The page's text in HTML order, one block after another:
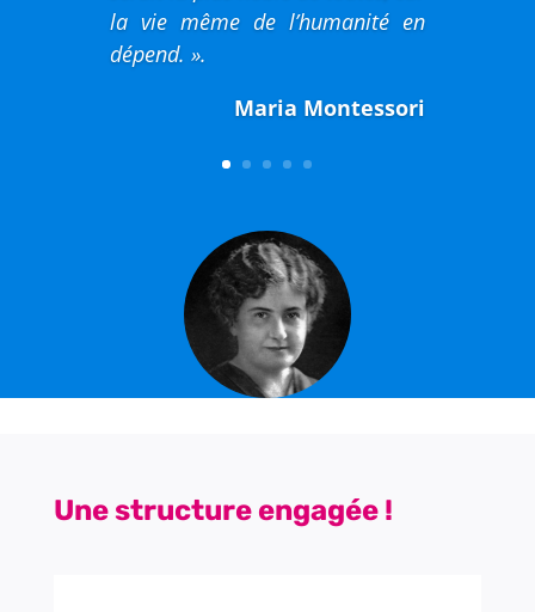
la vie même de l’humanité en
dépend. ».
Maria Montessori
Une structure engagée !